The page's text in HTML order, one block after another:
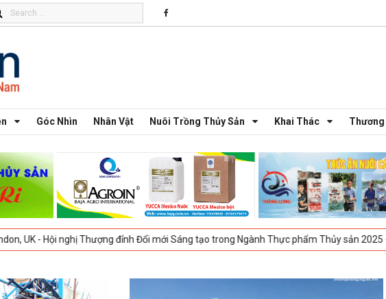
Góc Nhìn Nhân Vật Nuôi Trồng Thủy Sản Khai Thác Thương
nghị Thượng đỉnh Đổi mới Sáng tạo trong Ngành Thực phẩm Thủy sản 2025 -08-04-